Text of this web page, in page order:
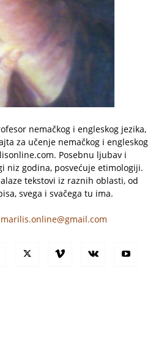
nemačkog i engleskog jezika,
za učenje nemačkog i engleskog
Posebnu ljubav i
niz godina, posvećuje etimologiji.
tekstovi iz raznih oblasti, od
svega i svačega tu ima.